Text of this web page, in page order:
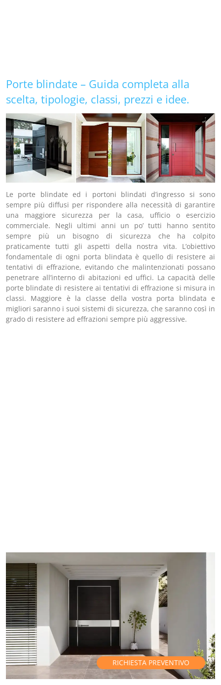
Porte blindate – Guida completa alla
scelta, tipologie, classi, prezzi e idee.
Le porte blindate ed i portoni blindati d’ingresso si sono
sempre più diffusi per rispondere alla necessità di garantire
una maggiore sicurezza per la casa, ufficio o esercizio
commerciale. Negli ultimi anni un po’ tutti hanno sentito
sempre più un bisogno di sicurezza che ha colpito
praticamente tutti gli aspetti della nostra vita. L’obiettivo
fondamentale di ogni porta blindata è quello di resistere ai
tentativi di effrazione, evitando che malintenzionati possano
penetrare all’interno di abitazioni ed uffici. La capacità delle
porte blindate di resistere ai tentativi di effrazione si misura in
classi. Maggiore è la classe della vostra porta blindata e
migliori saranno i suoi sistemi di sicurezza, che saranno così in
grado di resistere ad effrazioni sempre più aggressive.
RICHIESTA PREVENTIVO